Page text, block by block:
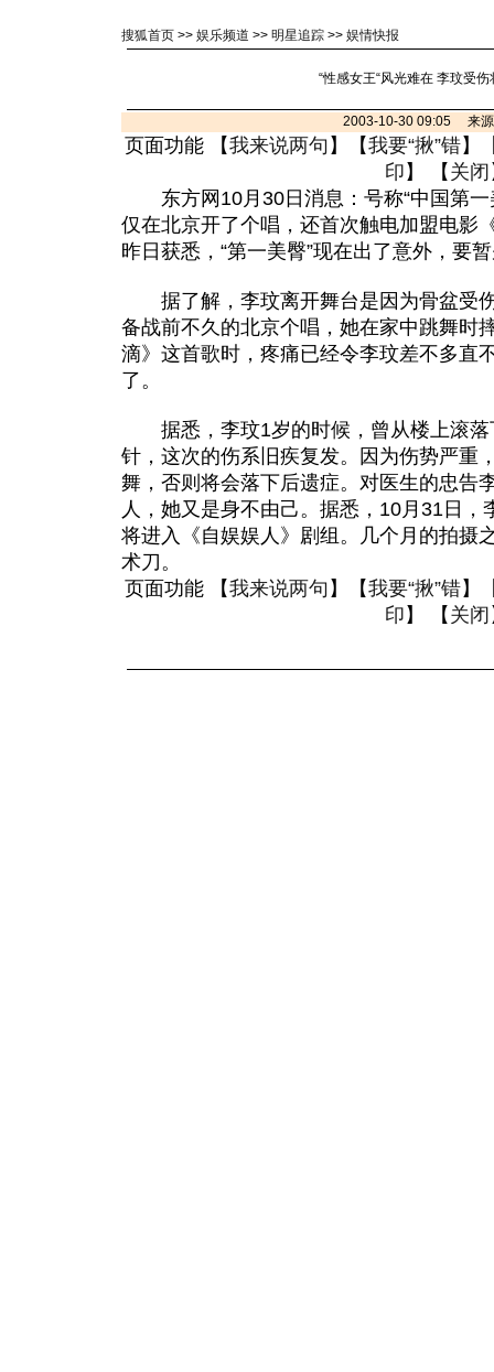
搜狐首页 >> 娱乐频道 >> 明星追踪 >> 娱情快报
“性感女王“风光难在 李玟受
2003-10-30 09:05 来源
页面功能 【我来说两句 】【我要“揪”错】
印 】 【 关闭
东方网10月30日消息：号称“中国第一
仅在北京开了个唱，还首次触电加盟电影
昨日获悉，“第一美臀”现在出了意外，要
据了解，李玟离开舞台是因为骨盆受
备战前不久的北京个唱，她在家中跳舞时
滴》这首歌时，疼痛已经令李玟差不多直
了。
据悉，李玟1岁的时候，曾从楼上滚落
针，这次的伤系旧疾复发。因为伤势严重
舞，否则将会落下后遗症。对医生的忠告
人，她又是身不由己。据悉，10月31日
将进入《自娱娱人》剧组。几个月的拍摄
术刀。
页面功能 【我来说两句 】【我要“揪”错】
印 】 【 关闭